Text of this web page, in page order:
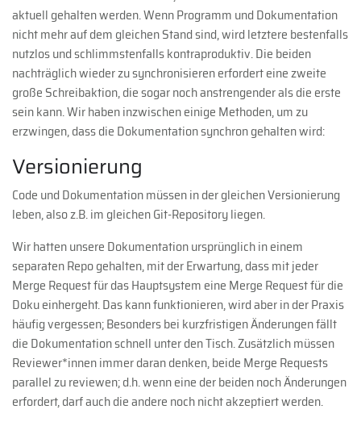
aktuell gehalten werden. Wenn Programm und Dokumentation
nicht mehr auf dem gleichen Stand sind, wird letztere bestenfalls
nutzlos und schlimmstenfalls kontraproduktiv. Die beiden
nachträglich wieder zu synchronisieren erfordert eine zweite
große Schreibaktion, die sogar noch anstrengender als die erste
sein kann. Wir haben inzwischen einige Methoden, um zu
erzwingen, dass die Dokumentation synchron gehalten wird:
Versionierung
Code und Dokumentation müssen in der gleichen Versionierung
leben, also z.B. im gleichen Git-Repository liegen.
Wir hatten unsere Dokumentation ursprünglich in einem
separaten Repo gehalten, mit der Erwartung, dass mit jeder
Merge Request für das Hauptsystem eine Merge Request für die
Doku einhergeht. Das kann funktionieren, wird aber in der Praxis
häufig vergessen; Besonders bei kurzfristigen Änderungen fällt
die Dokumentation schnell unter den Tisch. Zusätzlich müssen
Reviewer*innen immer daran denken, beide Merge Requests
parallel zu reviewen; d.h. wenn eine der beiden noch Änderungen
erfordert, darf auch die andere noch nicht akzeptiert werden.